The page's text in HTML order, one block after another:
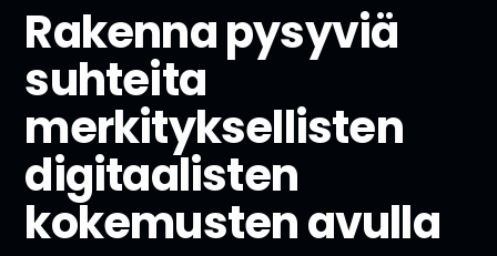
Rakenna pysyviä
suhteita
merkityksellisten
digitaalisten
kokemusten avulla